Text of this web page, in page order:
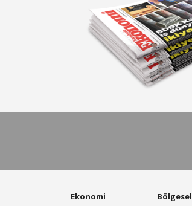
Ekonomi Bölgesel